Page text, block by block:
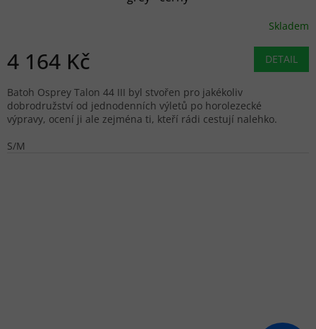
Skladem
4 164 Kč DETAIL
Batoh Osprey Talon 44 III byl stvořen pro jakékoliv
dobrodružství od jednodenních výletů po horolezecké
výpravy, ocení ji ale zejména ti, kteří rádi cestují nalehko.
S/M